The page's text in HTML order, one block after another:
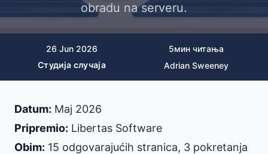
obradu na serveru.
26 Jun 2026 5мин читања
Студија случаја
Adrian Sweeney
Datum: Maj 2026
Pripremio: Libertas Software
Obim: 15 odgovarajućih stranica, 3 pokretanja